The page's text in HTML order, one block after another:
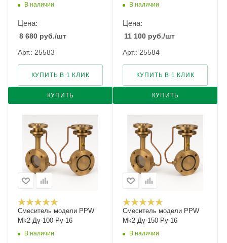
В наличии
Цена:
8 680 руб./шт
Арт.: 25583
КУПИТЬ
КУПИТЬ В 1 КЛИК
В наличии
Цена:
11 100 руб./шт
Арт.: 25584
КУПИТЬ
КУПИТЬ В 1 КЛИК
Смеситель модели PPW
Mk2 Ду-100 Ру-16
В наличии
Смеситель модели PPW
Mk2 Ду-150 Ру-16
В наличии